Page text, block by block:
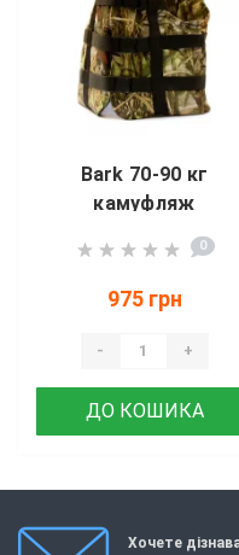
Bark 70-90 кг
камуфляж
0
975 грн
- +
ДО КОШИКА
Хочете